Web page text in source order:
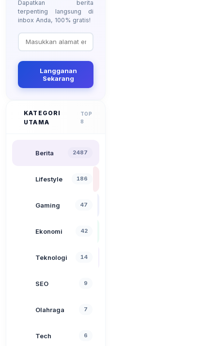
Dapatkan berita
terpenting langsung di
inbox Anda, 100% gratis!
Langganan
Sekarang
KATEGORI
UTAMA
TOP
8
Berita 2487
Lifestyle 186
Gaming 47
Ekonomi 42
Teknologi 14
SEO 9
Olahraga 7
Tech 6